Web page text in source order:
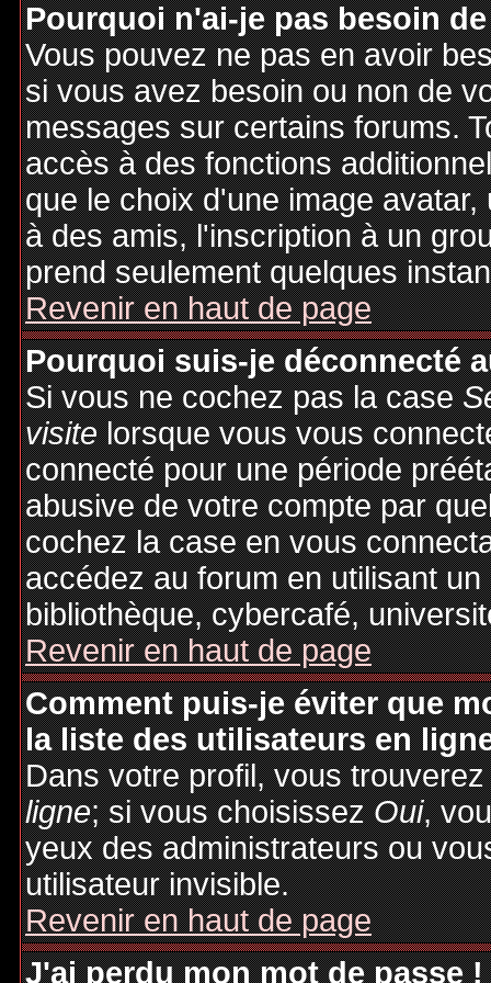
Pourquoi n'ai-je pas besoin
Vous pouvez ne pas en avoir
si vous avez besoin ou non de
messages sur certains forums.
accès à des fonctions
que le choix d'une image
à des amis, l'inscription à un
prend seulement quelques
Revenir en haut de page
Pourquoi suis-je déconnecté
Si vous ne cochez pas la case
visitelorsque vous vous
connecté pour une période
abusive de votre compte par
cochez la case en vous
accédez au forum en utilisant
bibliothèque, cybercafé,
Revenir en haut de page
Comment puis-je éviter que
la liste des utilisateurs en
Dans votre profil, vous
ligne; si vous choisissezOui,
yeux des administrateurs ou
utilisateur invisible.
Revenir en haut de page
J'ai perdu mon mot de passe !